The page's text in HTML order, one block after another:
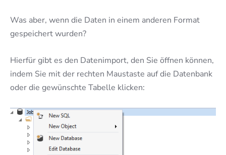
Was aber, wenn die Daten in einem anderen Format
gespeichert wurden?
Hierfür gibt es den Datenimport, den Sie öffnen können,
indem Sie mit der rechten Maustaste auf die Datenbank
oder die gewünschte Tabelle klicken: